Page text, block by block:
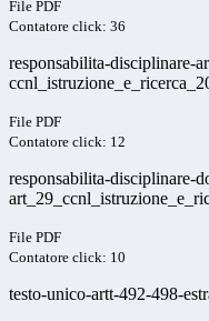
File PDF
Contatore click: 36
responsabilita-disciplinare-
File PDF
Contatore click: 12
responsabilita-disciplinare-
File PDF
Contatore click: 10
testo-unico-artt-492-498-